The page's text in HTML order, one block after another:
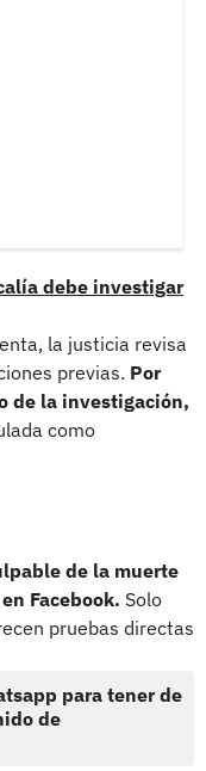
debe investigar
la justicia revisa
previas. Por
de la investigación,
como
de la muerte
Facebook. Solo
pruebas directas
para tener de
de